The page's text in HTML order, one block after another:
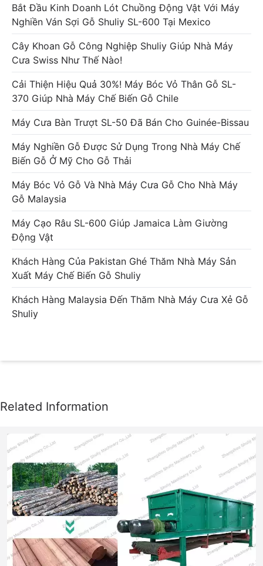
Bắt Đầu Kinh Doanh Lót Chuồng Động Vật Với Máy
Nghiền Ván Sợi Gỗ Shuliy SL-600 Tại Mexico
Cây Khoan Gỗ Công Nghiệp Shuliy Giúp Nhà Máy
Cưa Swiss Như Thế Nào!
Cải Thiện Hiệu Quả 30%! Máy Bóc Vỏ Thân Gỗ SL-
370 Giúp Nhà Máy Chế Biến Gỗ Chile
Máy Cưa Bàn Trượt SL-50 Đã Bán Cho Guinée-Bissau
Máy Nghiền Gỗ Được Sử Dụng Trong Nhà Máy Chế
Biến Gỗ Ở Mỹ Cho Gỗ Thải
Máy Bóc Vỏ Gỗ Và Nhà Máy Cưa Gỗ Cho Nhà Máy
Gỗ Malaysia
Máy Cạo Râu SL-600 Giúp Jamaica Làm Giường
Động Vật
Khách Hàng Của Pakistan Ghé Thăm Nhà Máy Sản
Xuất Máy Chế Biến Gỗ Shuliy
Khách Hàng Malaysia Đến Thăm Nhà Máy Cưa Xẻ Gỗ
Shuliy